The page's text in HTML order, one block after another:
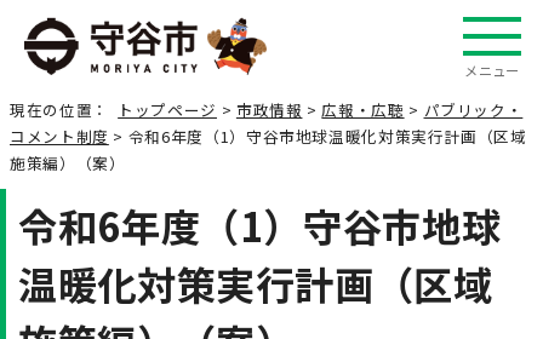
メニュー
現在の位置： トップページ > 市政情報 >広報・広聴 > パブリック・
コメント制度 > 令和6年度（1）守谷市地球温暖化対策実行計画（区域
施策編）（案）
令和6年度（1）守谷市地球
温暖化対策実行計画（区域